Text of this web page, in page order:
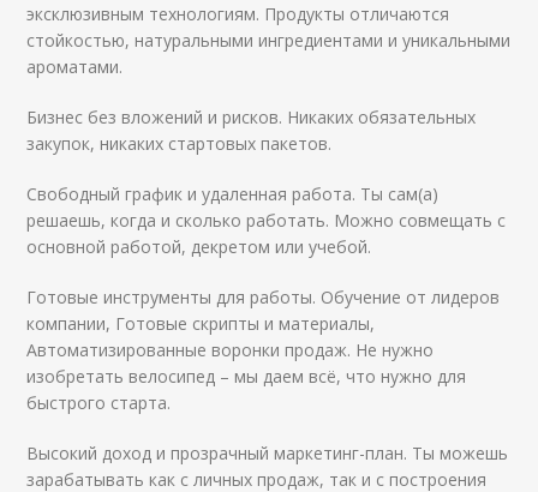
эксклюзивным технологиям. Продукты отличаются
стойкостью, натуральными ингредиентами и уникальными
ароматами.
Бизнес без вложений и рисков. Никаких обязательных
закупок, никаких стартовых пакетов.
Свободный график и удаленная работа. Ты сам(а)
решаешь, когда и сколько работать. Можно совмещать с
основной работой, декретом или учебой.
Готовые инструменты для работы. Обучение от лидеров
компании, Готовые скрипты и материалы,
Автоматизированные воронки продаж. Не нужно
изобретать велосипед – мы даем всё, что нужно для
быстрого старта.
Высокий доход и прозрачный маркетинг-план. Ты можешь
зарабатывать как с личных продаж, так и с построения